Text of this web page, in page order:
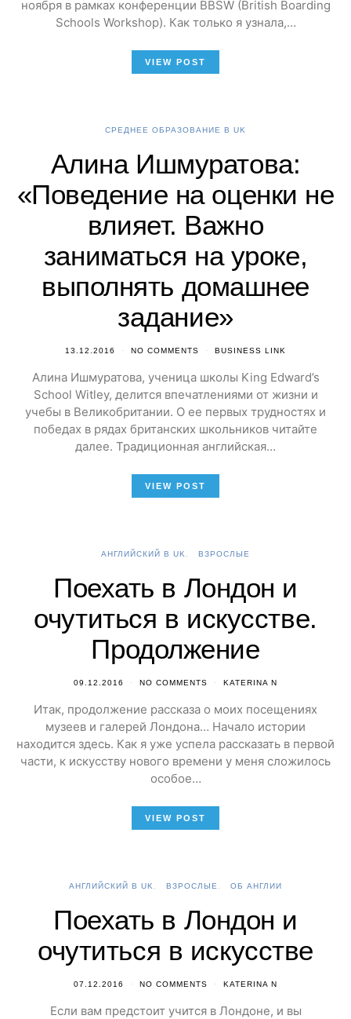
ноября в рамках конференции BBSW (British Boarding
Schools Workshop). Как только я узнала,…
VIEW POST
СРЕДНЕЕ ОБРАЗОВАНИЕ В UK
Алина Ишмуратова:
«Поведение на оценки не
влияет. Важно
заниматься на уроке,
выполнять домашнее
задание»
13.12.2016 NO COMMENTS BUSINESS LINK
Алина Ишмуратова, ученица школы King Edward’s
School Witley, делится впечатлениями от жизни и
учебы в Великобритании. О ее первых трудностях и
победах в рядах британских школьников читайте
далее. Традиционная английская…
VIEW POST
АНГЛИЙСКИЙ В UK ВЗРОСЛЫЕ
Поехать в Лондон и
очутиться в искусстве.
Продолжение
09.12.2016 NO COMMENTS KATERINA N
Итак, продолжение рассказа о моих посещениях
музеев и галерей Лондона… Начало истории
находится здесь. Как я уже успела рассказать в первой
части, к искусству нового времени у меня сложилось
особое…
VIEW POST
АНГЛИЙСКИЙ В UK ВЗРОСЛЫЕ ОБ АНГЛИИ
Поехать в Лондон и
очутиться в искусстве
07.12.2016 NO COMMENTS KATERINA N
Если вам предстоит учится в Лондоне, и вы